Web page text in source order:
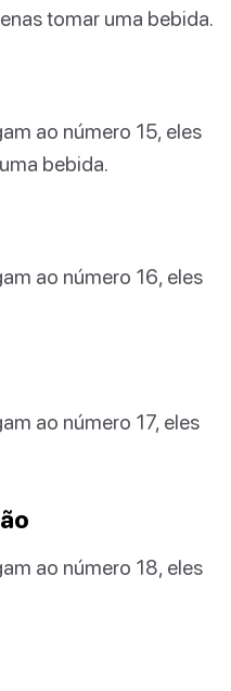
tomar uma bebida.
ao número 15, eles
bebida.
ao número 16, eles
ao número 17, eles
ao número 18, eles